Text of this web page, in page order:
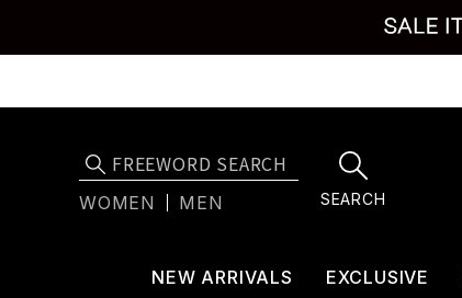
WOMEN MEN SEARCH
NEW ARRIVALS EXCLUSIVE